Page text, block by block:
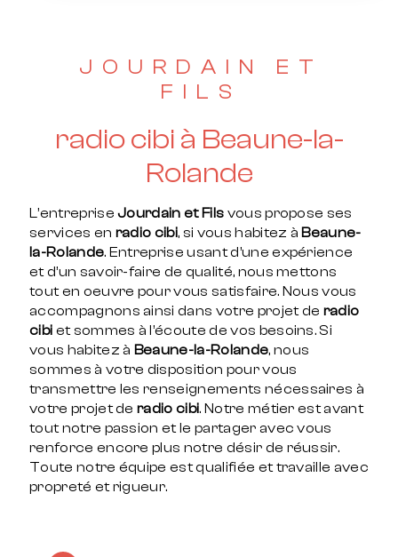
JOURDAIN ET
FILS
radio cibi à Beaune-la-
Rolande
L’entrepriseJourdain et Fils vous propose ses
services en radio cibi, si vous habitez à Beaune-
la-Rolande. Entreprise usant d’une expérience
et d’un savoir-faire de qualité, nous mettons
tout en oeuvre pour vous satisfaire. Nous vous
accompagnons ainsi dans votre projet de radio
cibi et sommes à l’écoute de vos besoins. Si
vous habitez à Beaune-la-Rolande, nous
sommes à votre disposition pour vous
transmettre les renseignements nécessaires à
votre projet deradio cibi. Notre métier est avant
tout notre passion et le partager avec vous
renforce encore plus notre désir de réussir.
Toute notre équipe est qualifiée et travaille avec
propreté et rigueur.